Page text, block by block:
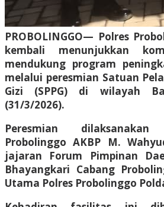
PROBOLINGGO— Polres
kembali menunjukkan
mendukung program
melalui peresmian Satuan
Gizi (SPPG) di wilayah
(31/3/2026).
Peresmian
Probolinggo AKBP M.
jajaran Forum Pimpinan
Bhayangkari Cabang
Utama Polres Probolinggo